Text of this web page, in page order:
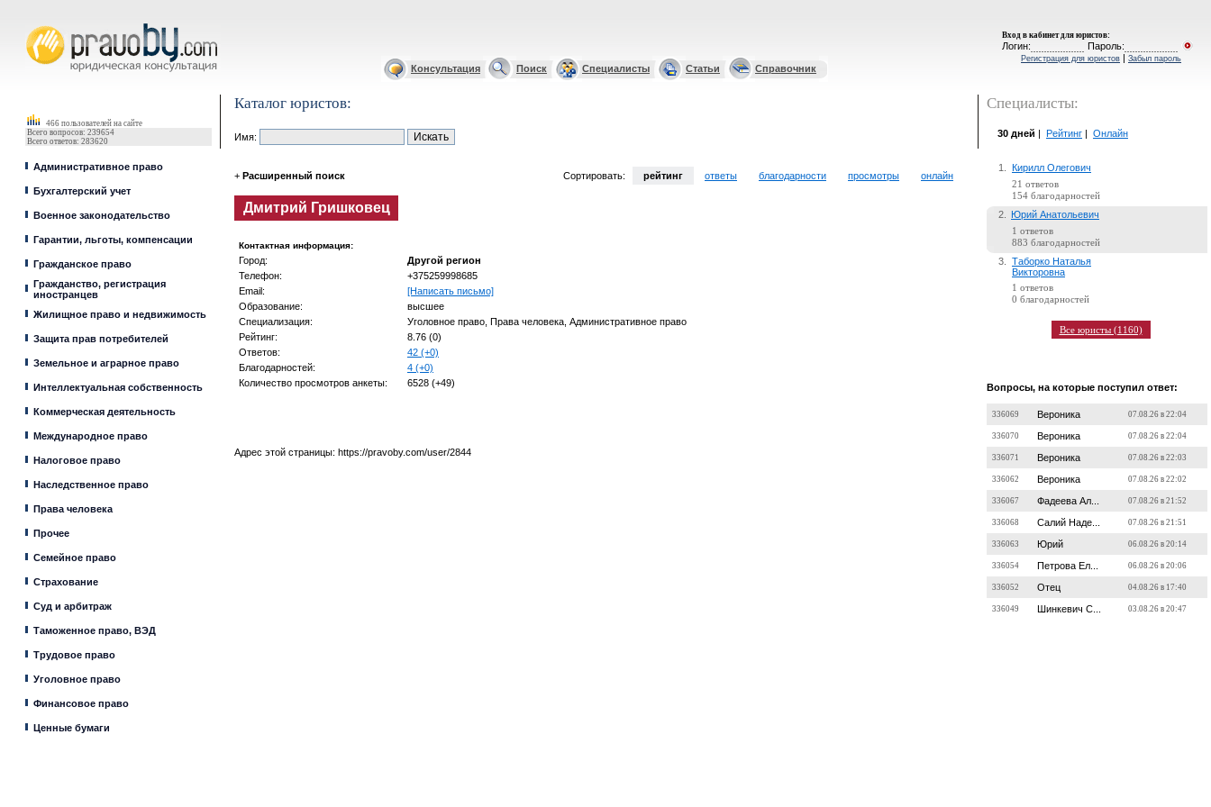
Вход в кабинет для юристов:
Логин: Пароль:
Регистрация для юристов | Забыл пароль
Консультация Поиск Специалисты Статьи Справочник
466 пользователей на сайте
Всего вопросов: 239654
Всего ответов: 283620
Административное право
Бухгалтерский учет
Военное законодательство
Гарантии, льготы, компенсации
Гражданское право
Гражданство, регистрация
иностранцев
Жилищное право и недвижимость
Защита прав потребителей
Земельное и аграрное право
Интеллектуальная собственность
Коммерческая деятельность
Международное право
Налоговое право
Наследственное право
Права человека
Прочее
Семейное право
Страхование
Суд и арбитраж
Таможенное право, ВЭД
Трудовое право
Уголовное право
Финансовое право
Ценные бумаги
Каталог юристов:
Имя:
+ Расширенный поиск Сортировать: рейтинг ответы благодарности просмотры онлайн
Дмитрий Гришковец
Контактная информация:
Город:
Другой регион
Телефон:
+375259998685
Email:
[Написать письмо]
Образование:
высшее
Специализация:
Уголовное право, Права человека, Административное право
Рейтинг:
8.76 (0)
Ответов:
42 (+0)
Благодарностей:
4 (+0)
Количество просмотров анкеты:
6528 (+49)
Адрес этой страницы: https://pravoby.com/user/2844
Специалисты:
30 дней Рейтинг Онлайн
1. Кирилл Олегович
21 ответов
154 благодарностей
2. Юрий Анатольевич
1 ответов
883 благодарностей
3.
Таборко Наталья
Викторовна
1 ответов
0 благодарностей
Все юристы (1160)
Вопросы, на которые поступил ответ:
336069 Вероника 07.08.26 в 22:04
336070 Вероника 07.08.26 в 22:04
336071 Вероника 07.08.26 в 22:03
336062 Вероника 07.08.26 в 22:02
336067 Фадеева Ал... 07.08.26 в 21:52
336068 Салий Наде... 07.08.26 в 21:51
336063 Юрий 06.08.26 в 20:14
336054 Петрова Ел... 06.08.26 в 20:06
336052 Отец 04.08.26 в 17:40
336049 Шинкевич С... 03.08.26 в 20:47